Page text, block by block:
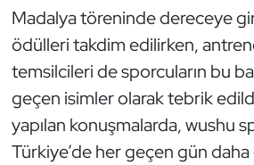
Madalya töreninde dereceye
ödülleri takdim edilirken,
temsilcileri de sporcuların bu
geçen isimler olarak tebrik
yapılan konuşmalarda, wushu
Türkiye’de her geçen gün
Optimist
Oryantiring
Özel Sporcular
Paralimpik